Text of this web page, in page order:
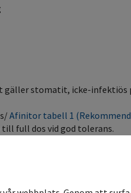
gäller stomatit, icke-
Afinitor tabell 1
till full dos vid god tolerans.